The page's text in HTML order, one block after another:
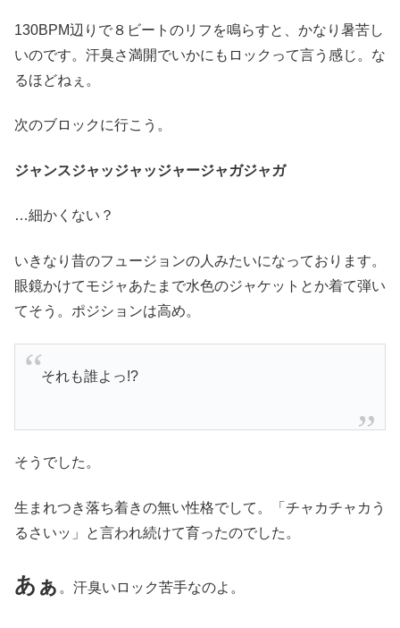
130BPM辺りで８ビートのリフを鳴らすと、かなり暑苦し
いのです。汗臭さ満開でいかにもロックって言う感じ。な
るほどねぇ。
次のブロックに行こう。
ジャンスジャッジャッジャージャガジャガ
…細かくない？
いきなり昔のフュージョンの人みたいになっております。
眼鏡かけてモジャあたまで水色のジャケットとか着て弾い
てそう。ポジションは高め。
それも誰よっ!?
そうでした。
生まれつき落ち着きの無い性格でして。「チャカチャカう
るさいッ」と言われ続けて育ったのでした。
あぁ 。汗臭いロック苦手なのよ。